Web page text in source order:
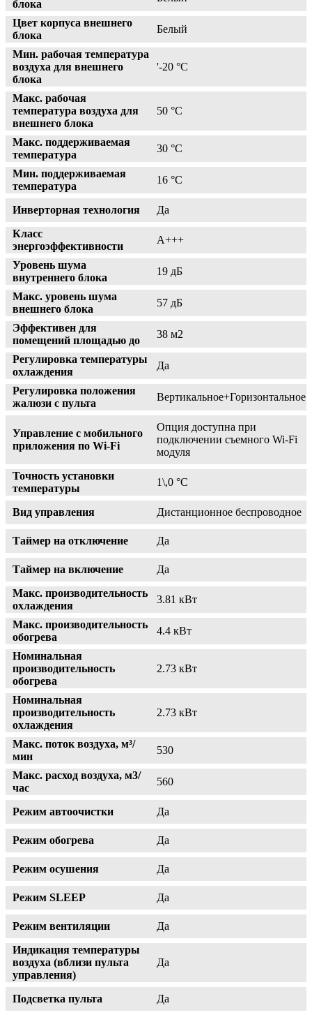
блока
Цвет корпуса внешнего
блока
Белый
Мин. рабочая температура
воздуха для внешнего
блока
'-20 °С
Макс. рабочая
температура воздуха для
внешнего блока
50 °С
Макс. поддерживаемая
температура
30 °С
Мин. поддерживаемая
температура
16 °С
Инверторная технология
Да
Класс
энергоэффективности
A+++
Уровень шума
внутреннего блока
19 дБ
Макс. уровень шума
внешнего блока
57 дБ
Эффективен для
помещений площадью до
38 м2
Регулировка температуры
охлаждения
Да
Регулировка положения
жалюзи с пульта
Вертикальное+Горизонтальное
Управление c мобильного
приложения по Wi-Fi
Опция доступна при
подключении съемного Wi-Fi
модуля
Точность установки
температуры
1\,0 °С
Вид управления Дистанционное беспроводное
Таймер на отключение Да
Таймер на включение
Да
Макс. производительность
охлаждения
3.81 кВт
Макс. производительность
обогрева
4.4 кВт
Номинальная
производительность
обогрева
2.73 кВт
Номинальная
производительность
охлаждения
2.73 кВт
Макс. поток воздуха, м³/
мин
530
Макс. расход воздуха, м3/
час
560
Режим автоочистки Да
Режим обогрева Да
Режим осушения Да
Режим SLEEP Да
Режим вентиляции
Да
Индикация температуры
воздуха (вблизи пульта
управления)
Да
Подсветка пульта
Да